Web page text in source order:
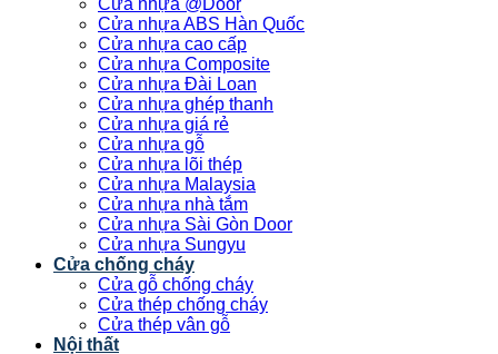
Cửa nhựa ABS Hàn Quốc
Cửa nhựa cao cấp
Cửa nhựa Composite
Cửa nhựa Đài Loan
Cửa nhựa ghép thanh
Cửa nhựa giá rẻ
Cửa nhựa gỗ
Cửa nhựa lõi thép
Cửa nhựa Malaysia
Cửa nhựa nhà tắm
Cửa nhựa Sài Gòn Door
Cửa nhựa Sungyu
Cửa chống cháy
Cửa gỗ chống cháy
Cửa thép chống cháy
Cửa thép vân gỗ
Nội thất